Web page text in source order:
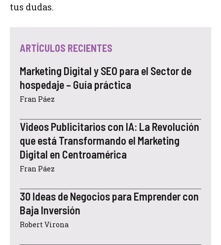
tus dudas.
ARTÍCULOS RECIENTES
Marketing Digital y SEO para el Sector de
hospedaje – Guía práctica
Fran Páez
Videos Publicitarios con IA: La Revolución
que está Transformando el Marketing
Digital en Centroamérica
Fran Páez
30 Ideas de Negocios para Emprender con
Baja Inversión
Robert Virona